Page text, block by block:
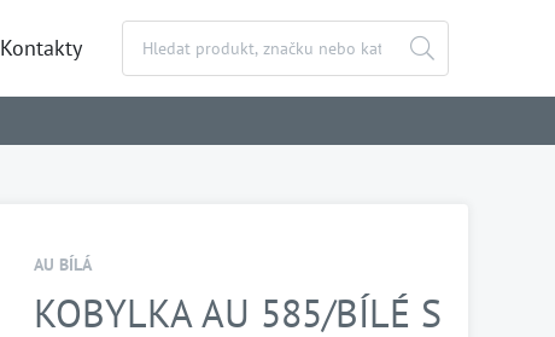
Kontakty
AU BÍLÁ
KOBYLKA AU 585/BÍLÉ S